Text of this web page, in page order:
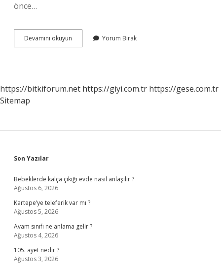
önce…
Devamını okuyun
Kundak
Yorum Bırak
https://bitkiforum.net https://giyi.com.tr https://gese.com.tr
Sitemap
Sidebar
Son Yazılar
Bebeklerde kalça çıkığı evde nasıl anlaşılır ?
Ağustos 6, 2026
Kartepe’ye teleferik var mı ?
Ağustos 5, 2026
Avam sınıfı ne anlama gelir ?
Ağustos 4, 2026
105. ayet nedir ?
Ağustos 3, 2026